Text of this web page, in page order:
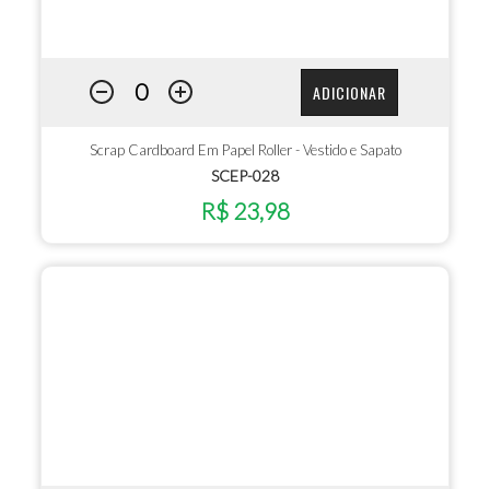
ADICIONAR
Scrap Cardboard Em Papel Roller - Vestido e Sapato
SCEP-028
R$ 23,98